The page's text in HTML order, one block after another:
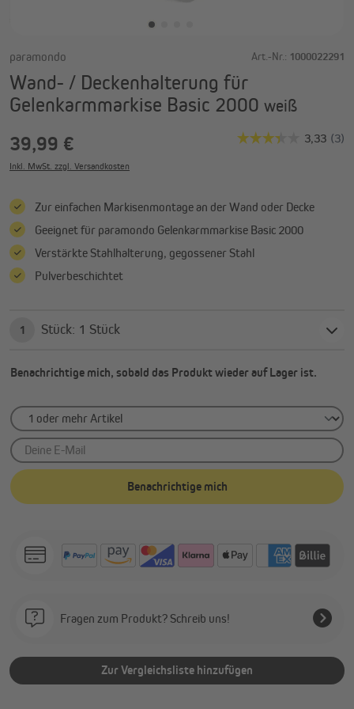
paramondo Art.-Nr.: 1000022291
Wand- / Deckenhalterung für
Gelenkarmmarkise Basic 2000 weiß
39,99 €
Inkl. MwSt. zzgl. Versandkosten
Zur einfachen Markisenmontage an der Wand oder Decke
Geeignet für paramondo Gelenkarmmarkise Basic 2000
Verstärkte Stahlhalterung, gegossener Stahl
Pulverbeschichtet
1 Stück: 1 Stück
Benachrichtige mich, sobald das Produkt wieder auf Lager ist.
Deine E-Mail
Benachrichtige mich
Fragen zum Produkt? Schreib uns!
Zur Vergleichsliste hinzufügen